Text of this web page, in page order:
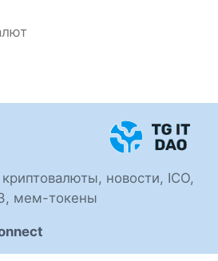
криптовалюты, новости, ICO,
мем-токены